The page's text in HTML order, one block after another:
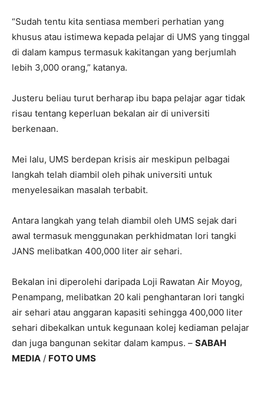
“Sudah tentu kita sentiasa memberi perhatian yang
khusus atau istimewa kepada pelajar di UMS yang tinggal
di dalam kampus termasuk kakitangan yang berjumlah
lebih 3,000 orang,” katanya.
Justeru beliau turut berharap ibu bapa pelajar agar tidak
risau tentang keperluan bekalan air di universiti
berkenaan.
Mei lalu, UMS berdepan krisis air meskipun pelbagai
langkah telah diambil oleh pihak universiti untuk
menyelesaikan masalah terbabit.
Antara langkah yang telah diambil oleh UMS sejak dari
awal termasuk menggunakan perkhidmatan lori tangki
JANS melibatkan 400,000 liter air sehari.
Bekalan ini diperolehi daripada Loji Rawatan Air Moyog,
Penampang, melibatkan 20 kali penghantaran lori tangki
air sehari atau anggaran kapasiti sehingga 400,000 liter
sehari dibekalkan untuk kegunaan kolej kediaman pelajar
dan juga bangunan sekitar dalam kampus. – SABAH
MEDIA / FOTO UMS